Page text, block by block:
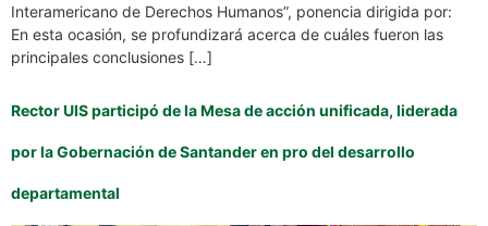
Interamericano de Derechos Humanos”, ponencia dirigida por:
En esta ocasión, se profundizará acerca de cuáles fueron las
principales conclusiones […]
Rector UIS participó de la Mesa de acción unificada, liderada
por la Gobernación de Santander en pro del desarrollo
departamental